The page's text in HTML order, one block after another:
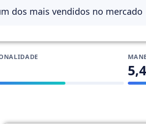
dos mais vendidos no mercado
5,4